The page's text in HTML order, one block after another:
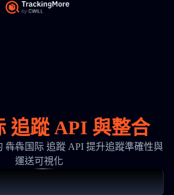
追蹤 API 與整合
犇犇国际 追蹤 API 提升追蹤準確性與
運送可視化